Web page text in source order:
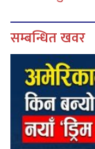
सम्बन्धित खवर